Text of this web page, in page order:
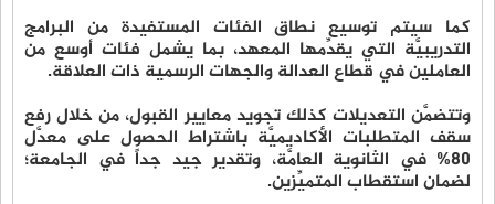
كما سيتم توسيع نطاق الفئات المستفيدة من البرامج
التدريبيَّة التي يقدِّمها المعهد، بما يشمل فئات أوسع من
العاملين في قطاع العدالة والجهات الرسمية ذات العلاقة.
وتتضمَّن التعديلات كذلك تجويد معايير القبول، من خلال رفع
سقف المتطلبات الأكاديميَّة باشتراط الحصول على معدَّل
80% في الثانوية العامَّة، وتقدير جيد جداً في الجامعة؛
لضمان استقطاب المتميِّزين.